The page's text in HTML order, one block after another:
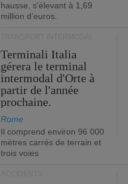
hausse, s'élevant à 1,69
million d'euros.
Terminali Italia
gérera le terminal
intermodal d'Orte à
partir de l'année
prochaine.
Rome
Il comprend environ 96 000
mètres carrés de terrain et
trois voies